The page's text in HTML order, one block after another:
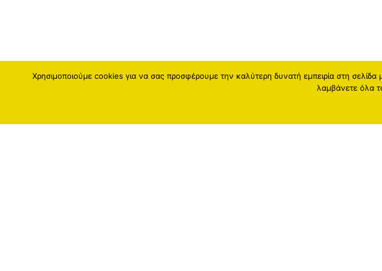
Χρησιμοποιούμε cookies για να σας προσφέρουμε την καλύτερη δυνατή εμπειρία στη
λαμβάνετε όλα